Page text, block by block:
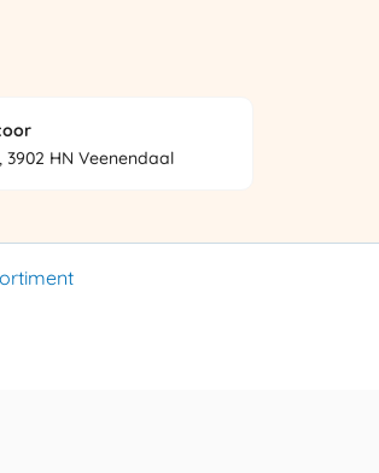
3902 HN Veenendaal